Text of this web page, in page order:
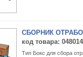
СБОРНИК
код товара: 048014
Тип Бокс для сбора